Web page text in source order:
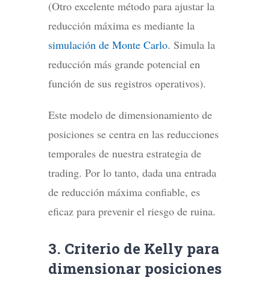
(Otro excelente método para ajustar la
reducción máxima es mediante la
simulación de Monte Carlo. Simula la
reducción más grande potencial en
función de sus registros operativos).
Este modelo de dimensionamiento de
posiciones se centra en las reducciones
temporales de nuestra estrategia de
trading. Por lo tanto, dada una entrada
de reducción máxima confiable, es
eficaz para prevenir el riesgo de ruina.
3. Criterio de Kelly para
dimensionar posiciones